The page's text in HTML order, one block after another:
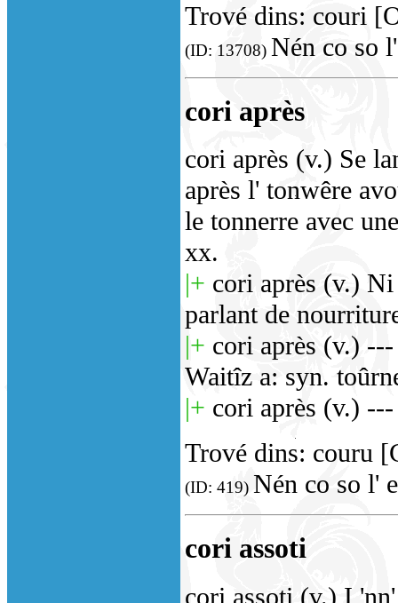
Trové dins: couri
(ID: 13708) Nén co so
cori après
cori après (v.) Se
après l' tonwêre
le tonnerre avec
xx.
|+ cori après (v.) Ni
parlant de
|+ cori après (v.)
Waitîz a: syn.
|+ cori après (v.)
Trové dins: couru
(ID: 419) Nén co so l'
cori assoti
cori assoti (v.) I